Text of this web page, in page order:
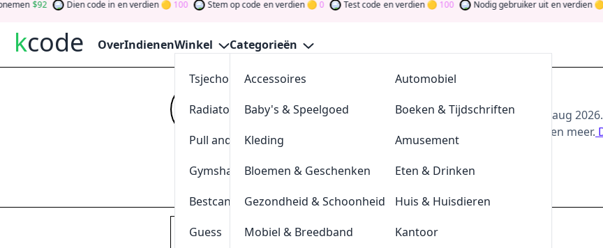
92 Dien code in en verdien 100 Stem op code en verdien 0 Test code en verdien 100 Nodig gebruiker uit en verdien
kcode OverIndienenWinkel
Tsjechoreizen
AllesvoorBBQ
Radiatorendiscounter
De Klompengigant
Pull and Bear
Lensonline
Gymshark
Quickjewels
Bestcanvas
BrewDog
Guess
Tefal
Categorieën
Accessoires
Automobiel
Baby's & Speelgoed
Boeken & Tijdschriften
Kleding
Amusement
Bloemen & Geschenken
Eten & Drinken
Gezondheid & Schoonheid
Huis & Huisdieren
Mobiel & Breedband
Kantoor
Kijk opkcodevoor de beste Burned Sports-aanbiedingen van aug 2026.
verdien tokens door bij te dragen via stemmen, testen, delen en meer.
gewinnen Sie Geld
Indienen burnedsports.nl
Old Skool Skate Zwart Wit